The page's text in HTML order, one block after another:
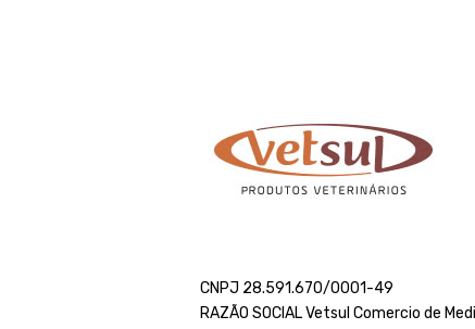
CNPJ 28.591.670/0001-49
RAZÃO SOCIAL Vetsul Comercio de